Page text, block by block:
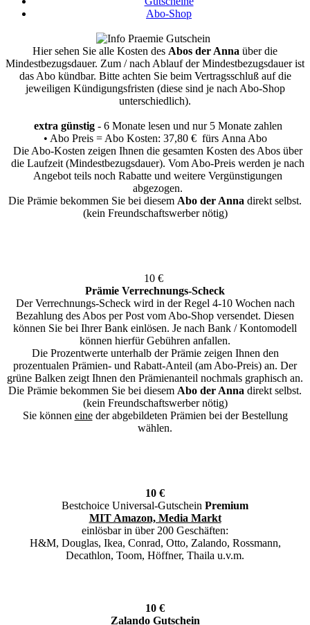
Abo-Shop
Hier sehen Sie alle Kosten des Abos der Anna über die
Mindestbezugsdauer. Zum / nach Ablauf der Mindestbezugsdauer ist
das Abo kündbar. Bitte achten Sie beim Vertragsschluß auf die
jeweiligen Kündigungsfristen (diese sind je nach Abo-Shop
unterschiedlich).
extra günstig- 6 Monate lesen und nur 5 Monate zahlen
• Abo Preis = Abo Kosten: 37,80 € fürs Anna Abo
Die Abo-Kosten zeigen Ihnen die gesamten Kosten des Abos über
die Laufzeit (Mindestbezugsdauer). Vom Abo-Preis werden je nach
Angebot teils noch Rabatte und weitere Vergünstigungen
abgezogen.
Die Prämie bekommen Sie bei diesem Abo der Anna direkt selbst.
(kein Freundschaftswerber nötig)
10 €
Prämie Verrechnungs-Scheck
Der Verrechnungs-Scheck wird in der Regel 4-10 Wochen nach
Bezahlung des Abos per Post vom Abo-Shop versendet. Diesen
können Sie bei Ihrer Bank einlösen. Je nach Bank / Kontomodell
können hierfür Gebühren anfallen.
Die Prozentwerte unterhalb der Prämie zeigen Ihnen den
prozentualen Prämien- und Rabatt-Anteil (am Abo-Preis) an. Der
grüne Balken zeigt Ihnen den Prämienanteil nochmals graphisch an.
Die Prämie bekommen Sie bei diesem Abo der Anna direkt selbst.
(kein Freundschaftswerber nötig)
Sie können eineder abgebildeten Prämien bei der Bestellung
wählen.
10 €
Bestchoice Universal-Gutschein Premium
MIT Amazon, Media Markt
einlösbar in über 200 Geschäften:
H&M, Douglas, Ikea, Conrad, Otto, Zalando, Rossmann,
Decathlon, Toom, Höffner, Thaila u.v.m.
10 €
Zalando Gutschein